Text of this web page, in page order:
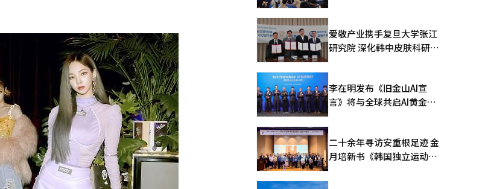
爱敬产业携手复旦大学张江
研究院 深化韩中皮肤科研合
李在明发布《旧金山AI宣
言》将与全球共启AI黄金时
二十余年寻访安重根足迹 金
月培新书《韩国独立运动圣